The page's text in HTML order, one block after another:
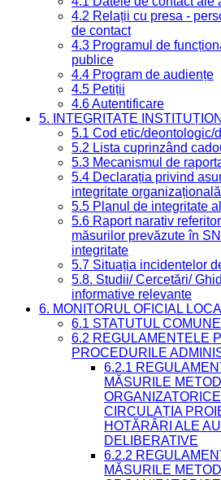
4.2 Relații cu presa -
de contact
4.3 Programul de
publice
4.4 Program de audiențe
4.5 Petiții
4.6 Autentificare
5. INTEGRITATE
5.1 Cod etic/deontologic/
5.2 Lista cuprinzând
5.3 Mecanismul de
5.4 Declarația privind
integritate organizațională
5.5 Planul de integritate
5.6 Raport narativ
măsurilor prevăzute în
integritate
5.7 Situația incidentelor
5.8. Studii/ Cercetări/
informative relevante
6. MONITORUL OFICIAL
6.1 STATUTUL COMUNEI
6.2 REGULAMENTELE
PROCEDURILE
6.2.1
MĂSURILE
CIRCULAȚIA
HOTĂRÂRI ALE
DELIBERATIVE
6.2.2
MĂSURILE